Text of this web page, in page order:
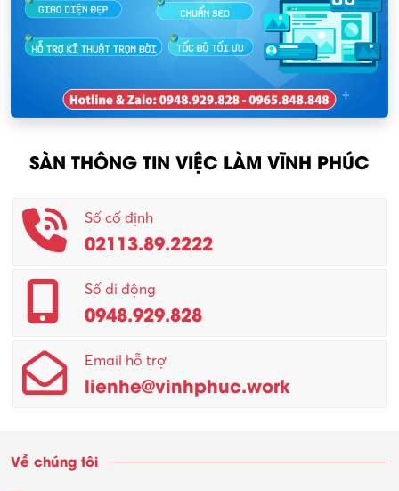
Nhân sự
Nhân viên kinh doanh
Nhân viên thu mua
Nhân viên CSKH
Phục vụ khác
Promotion Girl (PG)
Quản lý – Giám đốc
Quản lý chất lượng – QC
Quản lý sản xuất
Quản trị kinh doanh
KCN Lập Thạch I
KCN Sông Lô I
KCN Tam Dương
SÀN THÔNG TIN VIỆC LÀM VĨNH PHÚC
Số cố định
02113.89.2222
Số di động
0948.929.828
Email hỗ trợ
lienhe@vinhphuc.work
Về chúng tôi